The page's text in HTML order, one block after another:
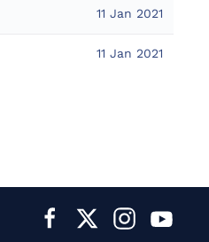
11 Jan 2021
11 Jan 2021